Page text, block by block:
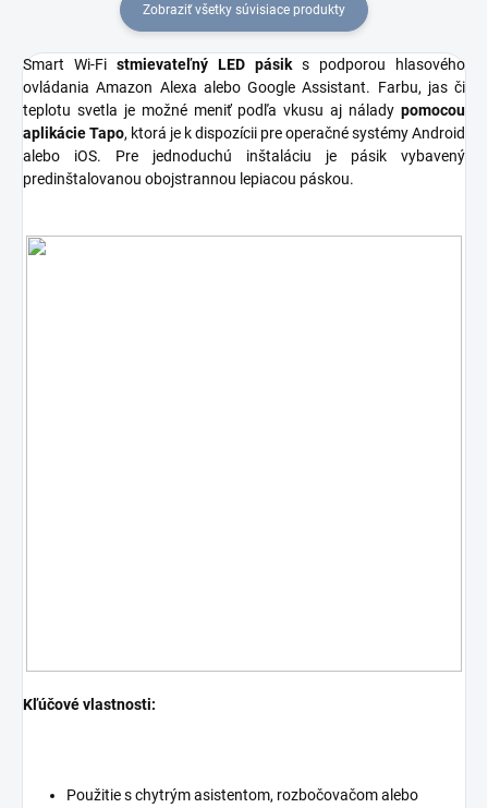
Zobraziť všetky súvisiace produkty
Smart Wi-Fi stmievateľný LED pásik s podporou hlasového
ovládania Amazon Alexa alebo Google Assistant. Farbu, jas či
teplotu svetla je možné meniť podľa vkusu aj nálady pomocou
aplikácie Tapo, ktorá je k dispozícii pre operačné systémy Android
alebo iOS. Pre jednoduchú inštaláciu je pásik vybavený
predinštalovanou obojstrannou lepiacou páskou.
Kľúčové vlastnosti:
Použitie s chytrým asistentom, rozbočovačom alebo